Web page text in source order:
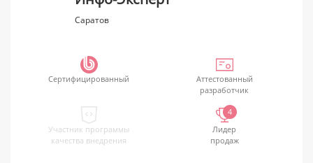
Саратов
Сертифицированный
Аттестованный
разработчик
Участник программы
качества внедрения
4
Лидер
продаж